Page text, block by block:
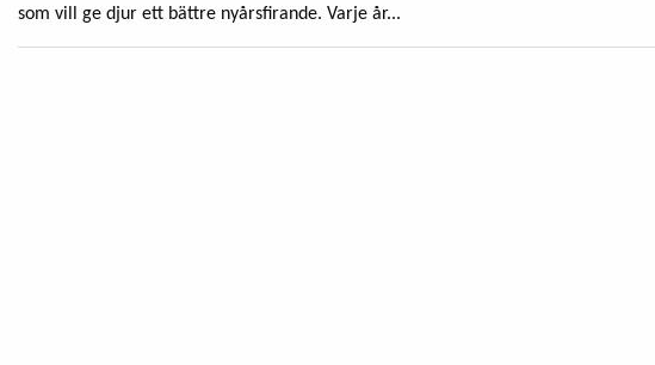
som vill ge djur ett bättre nyårsfirande. Varje år...